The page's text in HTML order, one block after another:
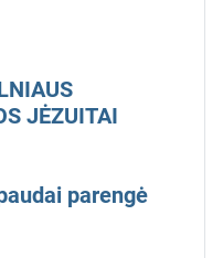
JĖZUITAI
parengė